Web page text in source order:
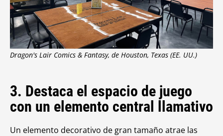
Dragon's Lair Comics & Fantasy, de Houston, Texas (EE. UU.)
3. Destaca el espacio de juego
con un elemento central llamativo
Un elemento decorativo de gran tamaño atrae las